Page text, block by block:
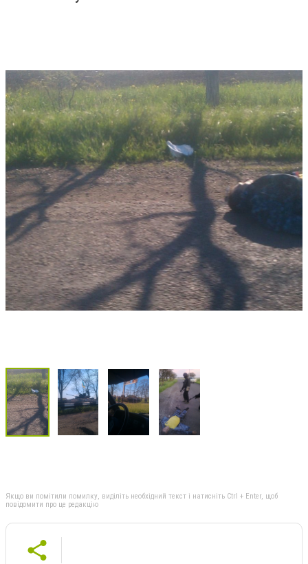
Якщо ви помітили помилку, виділіть необхідний текст і натисніть Ctrl + Enter, щоб
повідомити про це редакцію